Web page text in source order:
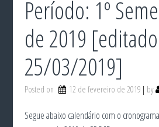
Período: 1º
de 2019
25/03/2019]
Posted on 12 de fevereiro de 2019 by
Segue abaixo calendário com o